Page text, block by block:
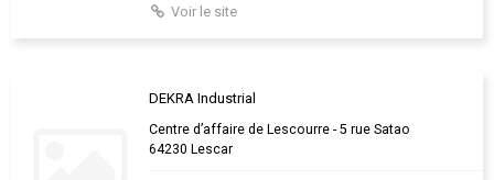
Voir le site
DEKRA Industrial
Centre d’affaire de Lescourre - 5 rue Satao
64230 Lescar